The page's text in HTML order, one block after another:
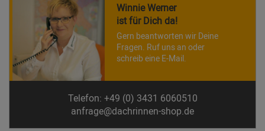
Winnie Werner
ist für Dich da!
Gern beantworten wir Deine
Fragen. Ruf uns an oder
schreib eine E-Mail.
Telefon: +49 (0) 3431 6060510
anfrage@dachrinnen-shop.de